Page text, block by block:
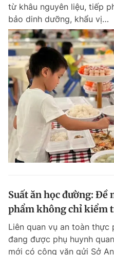
từ khâu nguyên liệu, tiếp
bảo dinh dưỡng, khẩu vị…
Suất ăn học đường: Đề
phẩm không chỉ kiểm
Liên quan vụ an toàn thực
đang được phụ huynh
mới có công văn gửi Sở